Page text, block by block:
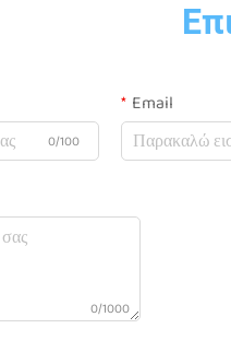
0/100
Email
0/1000